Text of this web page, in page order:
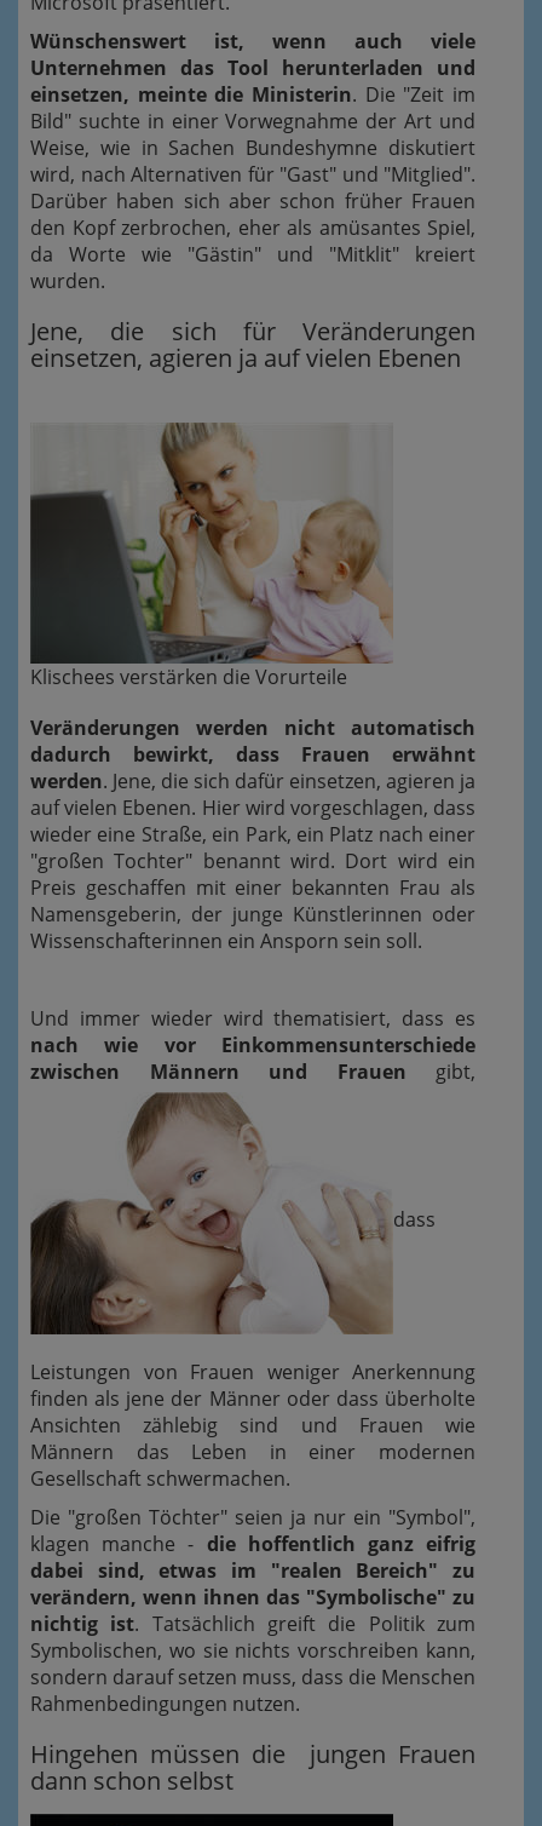
Wünschenswert ist, wenn auch viele
Unternehmen das Tool herunterladen und
einsetzen, meinte die Ministerin. Die "Zeit im
Bild" suchte in einer Vorwegnahme der Art und
Weise, wie in Sachen Bundeshymne diskutiert
wird, nach Alternativen für "Gast" und "Mitglied".
Darüber haben sich aber schon früher Frauen
den Kopf zerbrochen, eher als amüsantes Spiel,
da Worte wie "Gästin" und "Mitklit" kreiert
wurden.
Jene, die sich für Veränderungen
einsetzen, agieren ja auf vielen Ebenen
Klischees verstärken die Vorurteile
Veränderungen werden nicht automatisch
dadurch bewirkt, dass Frauen erwähnt
werden. Jene, die sich dafür einsetzen, agieren ja
auf vielen Ebenen. Hier wird vorgeschlagen, dass
wieder eine Straße, ein Park, ein Platz nach einer
"großen Tochter" benannt wird. Dort wird ein
Preis geschaffen mit einer bekannten Frau als
Namensgeberin, der junge Künstlerinnen oder
Wissenschafterinnen ein Ansporn sein soll.
Und immer wieder wird thematisiert, dass es
nach wie vor Einkommensunterschiede
zwischen Männern und Frauen gibt,
dass
Leistungen von Frauen weniger Anerkennung
finden als jene der Männer oder dass überholte
Ansichten zählebig sind und Frauen wie
Männern das Leben in einer modernen
Gesellschaft schwermachen.
Die "großen Töchter" seien ja nur ein "Symbol",
klagen manche - die hoffentlich ganz eifrig
dabei sind, etwas im "realen Bereich" zu
verändern, wenn ihnen das "Symbolische" zu
nichtig ist. Tatsächlich greift die Politik zum
Symbolischen, wo sie nichts vorschreiben kann,
sondern darauf setzen muss, dass die Menschen
Rahmenbedingungen nutzen.
Hingehen müssen die jungen Frauen
dann schon selbst